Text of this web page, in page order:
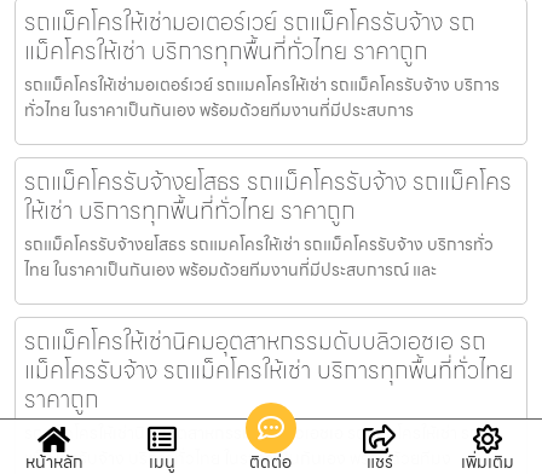
รถแม็คโครให้เช่ามอเตอร์เวย์ รถแม็คโครรับจ้าง รถ
แม็คโครให้เช่า บริการทุกพื้นที่ทั่วไทย ราคาถูก
รถแม็คโครให้เช่ามอเตอร์เวย์ รถแมคโครให้เช่า รถแม็คโครรับจ้าง บริการ
ทั่วไทย ในราคาเป็นกันเอง พร้อมด้วยทีมงานที่มีประสบการ
รถแม็คโครรับจ้างยโสธร รถแม็คโครรับจ้าง รถแม็คโคร
ให้เช่า บริการทุกพื้นที่ทั่วไทย ราคาถูก
รถแม็คโครรับจ้างยโสธร รถแมคโครให้เช่า รถแม็คโครรับจ้าง บริการทั่ว
ไทย ในราคาเป็นกันเอง พร้อมด้วยทีมงานที่มีประสบการณ์ และ
รถแม็คโครให้เช่านิคมอุตสาหกรรมดับบลิวเอชเอ รถ
แม็คโครรับจ้าง รถแม็คโครให้เช่า บริการทุกพื้นที่ทั่วไทย
ราคาถูก
รถแม็คโครให้เช่านิคมอุตสาหกรรมดับบลิวเอชเอ รถแมคโครให้เช่า รถ
แม็คโครรับจ้าง บริการทั่วไทย ในราคาเป็นกันเอง พร้อมด้วยทีมง
หน้าหลัก เมนู ติดต่อ แชร์ เพิ่มเติม